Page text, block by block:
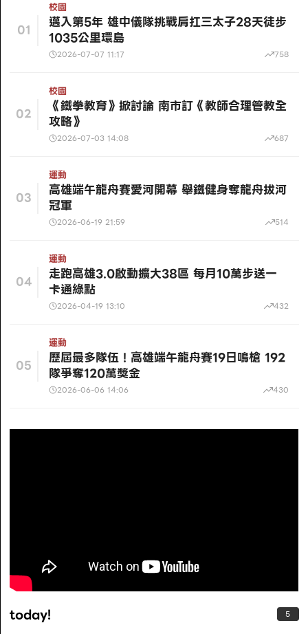
01
校園
邁入第5年 雄中儀隊挑戰肩扛三太子28天徒步
1035公里環島
2026-07-07 11:17 758
02
校園
《鐵拳教育》掀討論 南市訂《教師合理管教全
攻略》
2026-07-03 14:08 687
03
運動
高雄端午龍舟賽愛河開幕 舉鐵健身奪龍舟拔河
冠軍
2026-06-19 21:59 514
04
運動
走跑高雄3.0啟動擴大38區 每月10萬步送一
卡通綠點
2026-04-19 13:10 432
05
運動
歷屆最多隊伍！高雄端午龍舟賽19日鳴槍 192
隊爭奪120萬獎金
2026-06-06 14:06 430
today! 5